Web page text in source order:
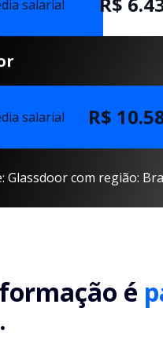
salarial
salarial R$
Glassdoor com região:
é